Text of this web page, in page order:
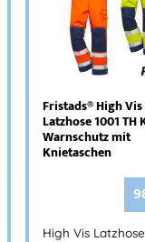
Fristads® High Vis
Latzhose 1001 TH
Warnschutz mit
Knietaschen
High Vis Latzhose